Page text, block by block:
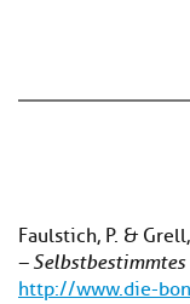
Faulstich, P. &
–
http://www.die-